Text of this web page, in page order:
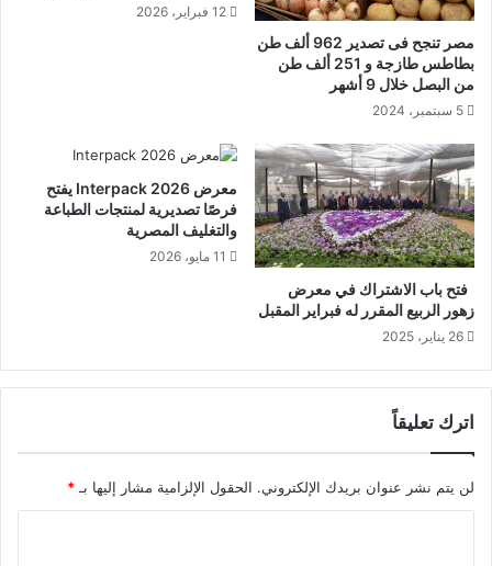
مصر تنجح فى تصدير 962 ألف طن
بطاطس طازجة و 251 ألف طن
من البصل خلال 9 أشهر
5 سبتمبر، 2024
12 فبراير، 2026
فتح باب الاشتراك في معرض
زهور الربيع المقرر له فبراير المقبل
26 يناير، 2025
معرض Interpack 2026 يفتح
فرصًا تصديرية لمنتجات الطباعة
والتغليف المصرية
11 مايو، 2026
اترك تعليقاً
لن يتم نشر عنوان بريدك الإلكتروني. الحقول الإلزامية مشار إليها بـ *